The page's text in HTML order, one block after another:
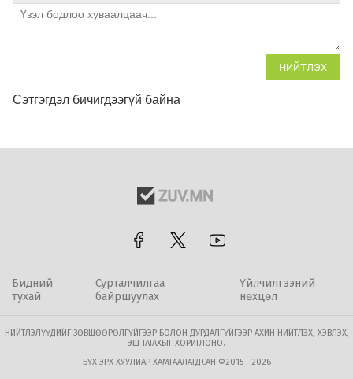
НИЙТЛЭХ
Сэтгэгдэл бичигдээгүй байна
Бидний
тухай
Сурталчилгаа
байршуулах
Үйлчилгээний
нөхцөл
НИЙТЛЭЛҮҮДИЙГ ЗӨВШӨӨРӨЛГҮЙГЭЭР БОЛОН ДУРДАЛГҮЙГЭЭР АХИН НИЙТЛЭХ, ХЭВЛЭХ,
ЭШ ТАТАХЫГ ХОРИГЛОНО.
БҮХ ЭРХ ХУУЛИАР ХАМГААЛАГДСАН ©2015 - 2026